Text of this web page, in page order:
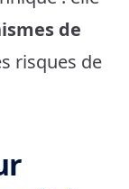
de
risques de